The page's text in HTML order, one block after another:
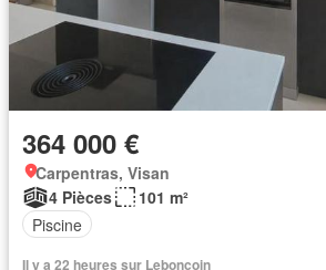
364 000 €
Carpentras, Visan
4 Pièces
101 m²
Piscine
Il y a 22 heures sur Leboncoin